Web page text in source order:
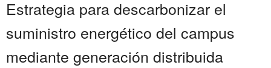
Estrategia para descarbonizar el
suministro energético del campus
mediante generación distribuida